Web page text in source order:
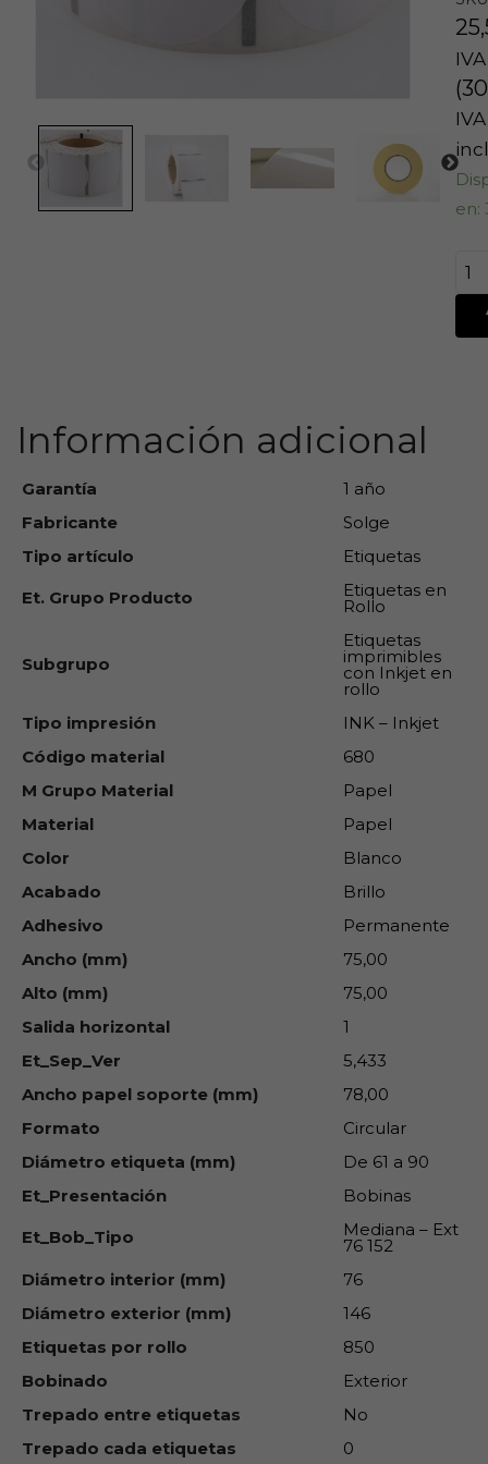
IVA
(
IVA
en:
Información adicional
Garantía
1 año
Fabricante
Solge
Tipo artículo
Etiquetas
Et. Grupo Producto
Etiquetas en
Rollo
Subgrupo
Etiquetas
imprimibles
con Inkjet en
rollo
Tipo impresión
INK – Inkjet
Código material
680
M Grupo Material
Papel
Material
Papel
Color
Blanco
Acabado
Brillo
Adhesivo
Permanente
Ancho (mm)
75,00
Alto (mm)
75,00
Salida horizontal
1
Et_Sep_Ver
5,433
Ancho papel soporte (mm)
78,00
Formato
Circular
Diámetro etiqueta (mm)
De 61 a 90
Et_Presentación
Bobinas
Et_Bob_Tipo
Mediana – Ext
76 152
Diámetro interior (mm)
76
Diámetro exterior (mm)
146
Etiquetas por rollo
850
Bobinado
Exterior
Trepado entre etiquetas
No
Trepado cada etiquetas
0